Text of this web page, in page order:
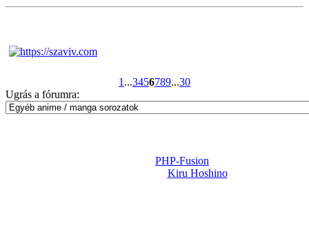
1 ...3456789...30
Ugrás a fórumra:
PHP-Fusion
Kiru Hoshino